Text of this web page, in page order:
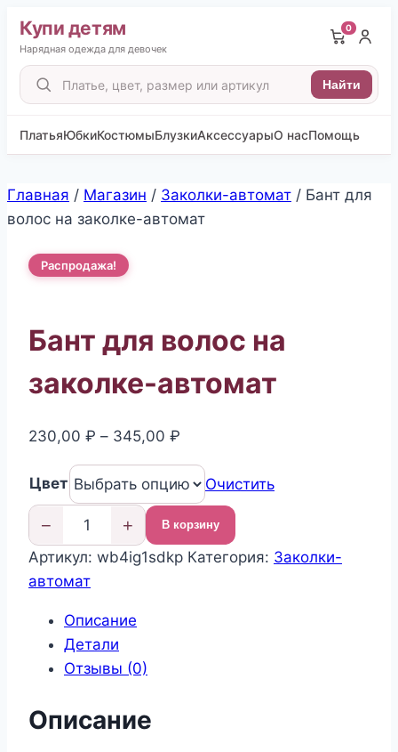
Купи детям
Нарядная одежда для девочек
Поиск
товаров
Найти
0
ПлатьяЮбкиКостюмыБлузкиАксессуарыО насПомощь
Перейти
к
Главная / Магазин / Заколки-автомат / Бант для
волос на заколке-автомат
Распродажа!
Бант для волос на
заколке-автомат
230,00 ₽ – 345,00 ₽
230,00 ₽
–
345,00 ₽
Цвет Очистить
Количество
товара
Бант
волос
заколке-
− + В корзину
Артикул: wb4ig1sdkp Категория: Заколки-
автомат
Описание
Детали
Отзывы (0)
Описание